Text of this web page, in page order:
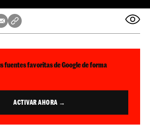
fuentes favoritas de Google de forma
ACTIVAR AHORA →